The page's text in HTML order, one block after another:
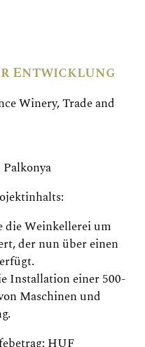
Entwicklung
Winery, Trade and
die Weinkellerei um
der nun über einen
Installation einer 500-
Maschinen und